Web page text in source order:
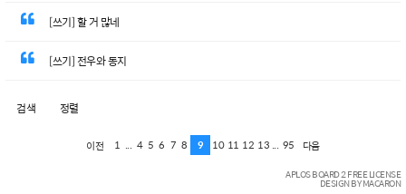
[쓰기] 할 거 많네
[쓰기] 전우와 동지
검색 정렬
이전 1 ... 4 5 6 7 8 9 10 11 12 13 ... 95 다음
APLOS BOARD 2 FREE LICENSE
DESIGN BY MACARON